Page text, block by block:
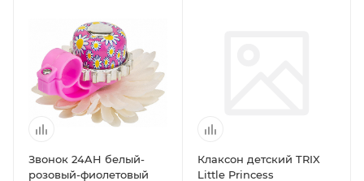
Звонок 24AH белый-
розовый-фиолетовый
Клаксон детский TRIX
Little Princess